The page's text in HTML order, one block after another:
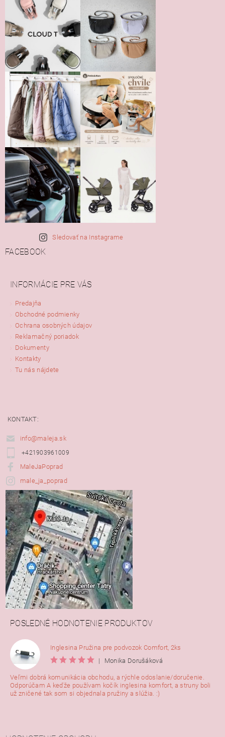
Sledovať na Instagrame
FACEBOOK
INFORMÁCIE PRE VÁS
Predajňa
Obchodné podmienky
Ochrana osobných údajov
Reklamačný poriadok
Dokumenty
Kontakty
Tu nás nájdete
KONTAKT:
info@maleja.sk
+421903961009
MaleJaPoprad
male_ja_poprad
POSLEDNÉ HODNOTENIE PRODUKTOV
Inglesina Pružina pre podvozok Comfort, 2ks
|
Monika Dorušáková
Veľmi dobrá komunikácia obchodu, a rýchle odoslanie/doručenie.
Odporúčam A keďže používam kočík inglesina komfort, a struny boli
už zničené tak som si objednala pružiny a slúžia. :)